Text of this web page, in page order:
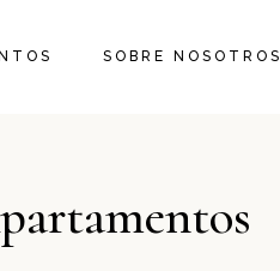
SOBRE NOSOTROS